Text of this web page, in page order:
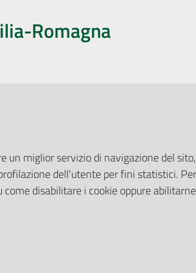
Romagna
Pubblicità legale
Albo Pretorio
Privacy Policy
Attuazione Misure PNRR
miglior servizio di navigazione del
dell'utente per fini statistici.
disabilitare i cookie oppure